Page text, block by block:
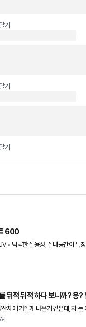
기
기
기
600
7인치 중앙 계기판 적용 • 배터리
뒤적 뒤적 하다 보니까? 응?
차에 가깝게 나온거 같은데, 차 는
열되는거